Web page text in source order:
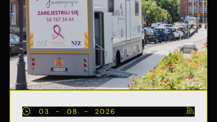
03 - 08 - 2026